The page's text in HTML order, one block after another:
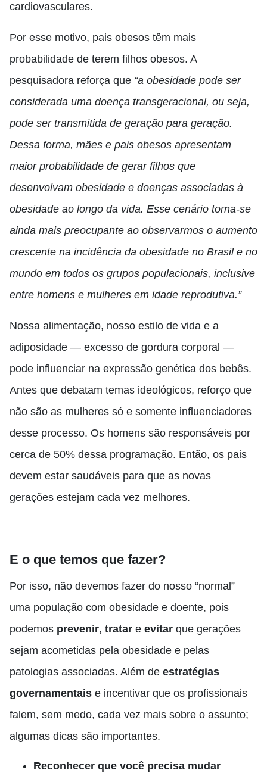
cardiovasculares.
Por esse motivo, pais obesos têm mais
probabilidade de terem filhos obesos. A
pesquisadora reforça que “a obesidade pode ser
considerada uma doença transgeracional, ou seja,
pode ser transmitida de geração para geração.
Dessa forma, mães e pais obesos apresentam
maior probabilidade de gerar filhos que
desenvolvam obesidade e doenças associadas à
obesidade ao longo da vida. Esse cenário torna-se
ainda mais preocupante ao observarmos o aumento
crescente na incidência da obesidade no Brasil e no
mundo em todos os grupos populacionais, inclusive
entre homens e mulheres em idade reprodutiva.”
Nossa alimentação, nosso estilo de vida e a
adiposidade — excesso de gordura corporal —
pode influenciar na expressão genética dos bebês.
Antes que debatam temas ideológicos, reforço que
não são as mulheres só e somente influenciadores
desse processo. Os homens são responsáveis por
cerca de 50% dessa programação. Então, os pais
devem estar saudáveis para que as novas
gerações estejam cada vez melhores.
E o que temos que fazer?
Por isso, não devemos fazer do nosso “normal”
uma população com obesidade e doente, pois
podemos prevenir, tratar e evitar que gerações
sejam acometidas pela obesidade e pelas
patologias associadas. Além de estratégias
governamentais e incentivar que os profissionais
falem, sem medo, cada vez mais sobre o assunto;
algumas dicas são importantes.
Reconhecer que você precisa mudar